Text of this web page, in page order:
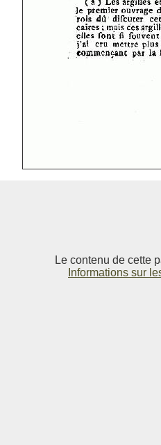
Le contenu de cette
Informations sur